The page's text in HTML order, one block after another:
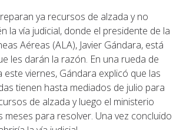
ya recursos de alzada y no
la vía judicial, donde el presidente de la
Aéreas (ALA), Javier Gándara, está
les darán la razón. En una rueda de
este viernes, Gándara explicó que las
tienen hasta mediados de julio para
de alzada y luego el ministerio
meses para resolver. Una vez concluido